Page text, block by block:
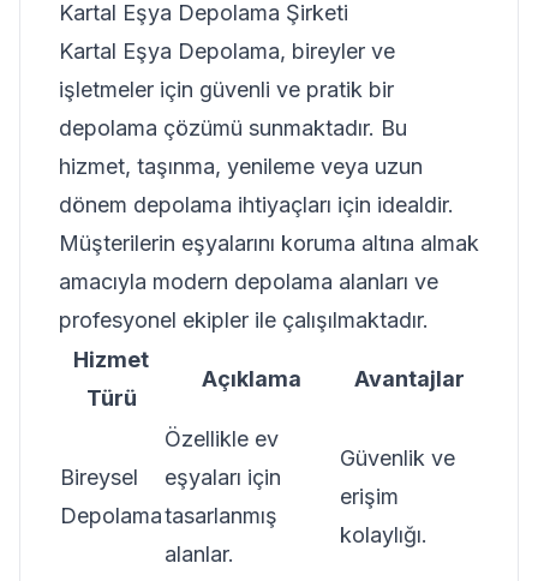
Kartal Eşya Depolama Şirketi
Kartal Eşya Depolama, bireyler ve
işletmeler için güvenli ve pratik bir
depolama çözümü sunmaktadır. Bu
hizmet, taşınma, yenileme veya uzun
dönem depolama ihtiyaçları için idealdir.
Müşterilerin eşyalarını koruma altına almak
amacıyla modern depolama alanları ve
profesyonel ekipler ile çalışılmaktadır.
Hizmet
Türü
Açıklama Avantajlar
Bireysel
Depolama
Özellikle ev
eşyaları için
tasarlanmış
alanlar.
Güvenlik ve
erişim
kolaylığı.